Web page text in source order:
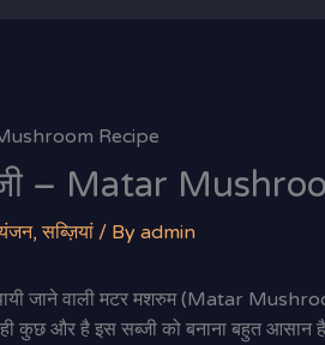
– Matar
,सब्ज़ियां/ By admin
पायी जाने वाली मटर मशरुम (Matar
कुछ और है इस सब्जी को बनाना बहुत